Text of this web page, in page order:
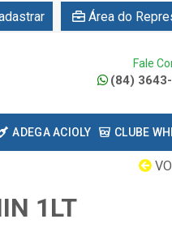
Área do
Fale
(84)
ADEGA ACIOLY CLUBE
1LT